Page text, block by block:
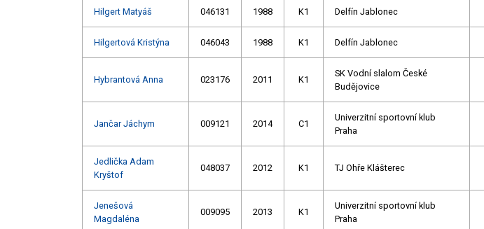
Hilgert Matyáš 046131 1988 K1 Delfín Jablonec
Hilgertová Kristýna 046043 1988 K1 Delfín Jablonec
Hybrantová Anna 023176 2011 K1
SK Vodní slalom České
Budějovice
Jančar Jáchym 009121 2014 C1
Univerzitní sportovní klub
Praha
Jedlička Adam
Kryštof
048037 2012 K1 TJ Ohře Klášterec
Jenešová
Magdaléna
009095 2013 K1
Univerzitní sportovní klub
Praha